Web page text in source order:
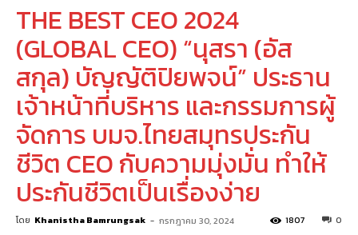
THE BEST CEO 2024
(GLOBAL CEO) “นุสรา (อัส
สกุล) บัญญัติปิยพจน์” ประธาน
เจ้าหน้าที่บริหาร และกรรมการผู้
จัดการ บมจ.ไทยสมุทรประกัน
ชีวิต CEO กับความมุ่งมั่น ทำให้
ประกันชีวิตเป็นเรื่องง่าย
โดย Khanistha Bamrungsak - กรกฎาคม 30, 2024 0
1807